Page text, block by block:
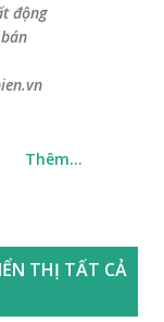
động
Thêm…
THỊ TẤT CẢ